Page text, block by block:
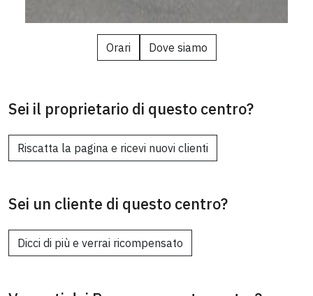
Orari Dove siamo
Sei il proprietario di questo centro?
Riscatta la pagina e ricevi nuovi clienti
Sei un cliente di questo centro?
Dicci di più e verrai ricompensato